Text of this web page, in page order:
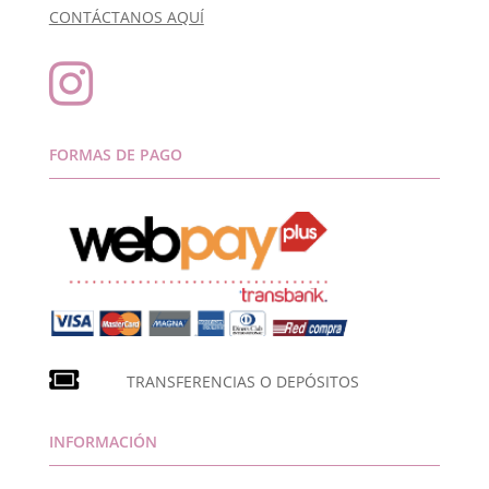
CONTÁCTANOS AQUÍ

FORMAS DE PAGO
TRANSFERENCIAS O DEPÓSITOS
INFORMACIÓN